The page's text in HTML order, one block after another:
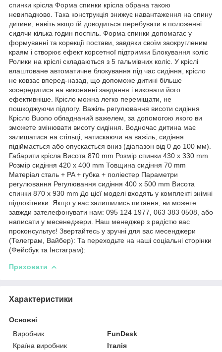
спинки крісла Форма спинки крісла обрана такою
невипадково. Така конструкція знижує навантаження на спину
дитини, навіть якщо їй доводиться перебувати в положенні
сидячи кілька годин поспіль. Форма спинки допомагає у
формуванні та корекції постави, завдяки своїм заокругленим
краям і створює ефект корсетної підтримки Блокування коліс
Ролики на кріслі складаються з 5 гальмівних коліс. У кріслі
влаштоване автоматичне блокування під час сидіння, крісло
не ковзає вперед-назад, що допоможе дитині більше
зосередитися на виконанні завдання і виконати його
ефективніше. Крісло можна легко переміщати, не
пошкоджуючи підлогу. Важіль регулювання висоти сидіння
Крісло Buono обладнаний важелем, за допомогою якого ви
зможете змінювати висоту сидіння. Водночас дитина має
залишатися на стільці, натискаючи на важіль, сидіння
підіймається або опускається вниз (діапазон від 0 до 100 мм).
Габарити крісла Висота 870 mm Розмір спинки 430 x 330 mm
Розмір сидіння 420 х 400 mm Товщина сидіння 70 mm
Матеріал сталь + PA + губка + поліестер Параметри
регулювання Регулювання сидіння 400 х 500 mm Висота
спинки 870 x 930 mm До цієї моделі входять у комплекті знімні
підлокітники. Якщо у вас залишились питання, ви можете
завжди зателефонувати нам: 095 124 1977, 063 383 0508, або
написати у месенеджери. Наш менеджер з радістю вас
проконсультує! Звертайтесь у зручні для вас месенджери
(Телеграм, Вайбер): Та переходьте на наші соціальні сторінки
(Фейсбук та Інстаграм):
Приховати
Характеристики
Основні
Виробник
FunDesk
Країна виробник
Італія